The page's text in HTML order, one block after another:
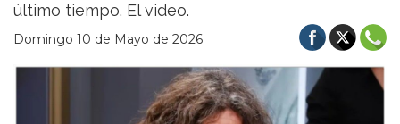
último tiempo. El video.
Domingo 10 de Mayo de 2026